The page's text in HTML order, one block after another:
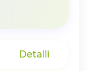
Detalii